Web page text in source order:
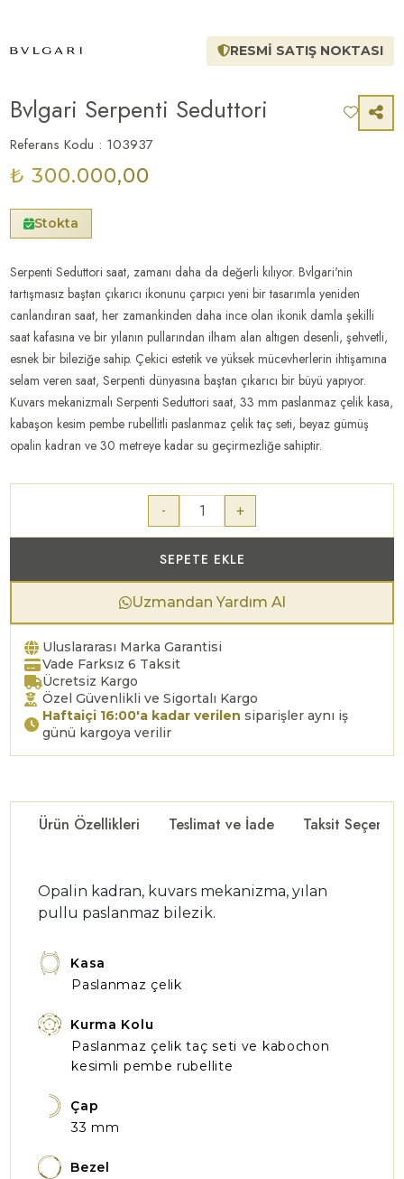
RESMİ SATIŞ NOKTASI
Bvlgari Serpenti Seduttori
Referans Kodu : 103937
₺ 300.000,00
Stokta
Serpenti Seduttori saat, zamanı daha da değerli kılıyor. Bvlgari'nin
tartışmasız baştan çıkarıcı ikonunu çarpıcı yeni bir tasarımla yeniden
canlandıran saat, her zamankinden daha ince olan ikonik damla şekilli
saat kafasına ve bir yılanın pullarından ilham alan altıgen desenli, şehvetli,
esnek bir bileziğe sahip. Çekici estetik ve yüksek mücevherlerin ihtişamına
selam veren saat, Serpenti dünyasına baştan çıkarıcı bir büyü yapıyor.
Kuvars mekanizmalı Serpenti Seduttori saat, 33 mm paslanmaz çelik kasa,
kabaşon kesim pembe rubellitli paslanmaz çelik taç seti, beyaz gümüş
opalin kadran ve 30 metreye kadar su geçirmezliğe sahiptir.
- +
SEPETE EKLE
Uzmandan Yardım Al
Uluslararası Marka Garantisi
Vade Farksız 6 Taksit
Ücretsiz Kargo
Özel Güvenlikli ve Sigortalı Kargo
Haftaiçi 16:00'a kadar verilen siparişler aynı iş
günü kargoya verilir
Ürün Özellikleri Teslimat ve İade Taksit
Opalin kadran, kuvars mekanizma, yılan
pullu paslanmaz bilezik.
Kasa
Paslanmaz çelik
Kurma Kolu
Paslanmaz çelik taç seti ve kabochon
kesimli pembe rubellite
Çap
33 mm
Bezel